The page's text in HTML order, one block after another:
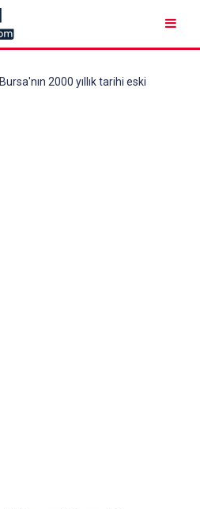
Bursa'nın 2000 yıllık tarihi eski